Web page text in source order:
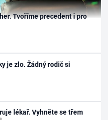
Tvoříme precedent i pro
je zlo. Žádný rodič si
lékař. Vyhněte se třem